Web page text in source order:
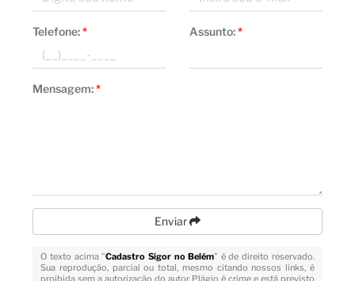
Telefone:* Assunto:*
Mensagem:*
Enviar
O texto acima "Cadastro Sigor no Belém" é de direito reservado.
Sua reprodução, parcial ou total, mesmo citando nossos links, é
proibida sem a autorização do autor. Plágio é crime e está previsto